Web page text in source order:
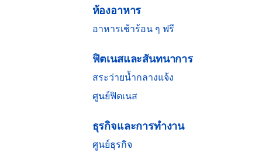
ห้องอาหาร
อาหารเช้าร้อน ๆ ฟรี
ฟิตเนสและสันทนาการ
สระว่ายน้ำกลางแจ้ง
ศูนย์ฟิตเนส
ธุรกิจและการทํางาน
ศูนย์ธุรกิจ